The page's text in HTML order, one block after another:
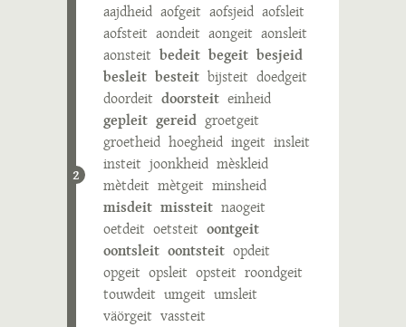
2
aajdheid aofgeit aofsjeid aofsleit
aofsteit aondeit aongeit aonsleit
aonsteit bedeit begeit besjeid
besleit besteit bijsteit doedgeit
doordeit doorsteit einheid
gepleit gereid groetgeit
groetheid hoegheid ingeit insleit
insteit joonkheid mèskleid
mètdeit mètgeit minsheid
misdeit missteit naogeit
oetdeit oetsteit oontgeit
oontsleit oontsteit opdeit
opgeit opsleit opsteit roondgeit
touwdeit umgeit umsleit
väörgeit vassteit